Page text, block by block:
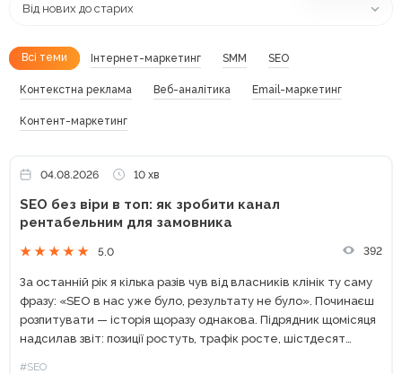
Від нових до старих
Всі теми Інтернет-маркетинг SMM SEO
Контекстна реклама Веб-аналітика Email-маркетинг
Контент-маркетинг
04.08.2026 10 хв
SEO без віри в топ: як зробити канал
рентабельним для замовника
5.0 392
За останній рік я кілька разів чув від власників клінік ту саму
фразу: «SEO в нас уже було, результату не було». Починаєш
розпитувати — історія щоразу однакова. Підрядник щомісяця
надсилав звіт: позиції ростуть, трафік росте, шістдесят
#SEO